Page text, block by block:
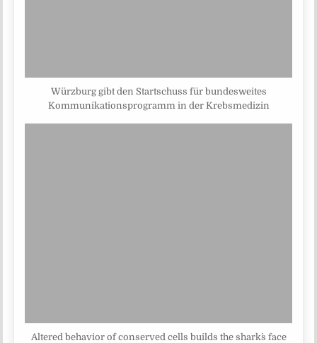
Würzburg gibt den Startschuss für bundesweites
Kommunikationsprogramm in der Krebsmedizin
Altered behavior of conserved cells builds the shark´s face